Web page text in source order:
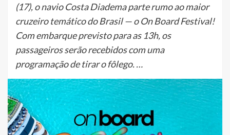
(17), o navio Costa Diadema parte rumo ao maior
cruzeiro temático do Brasil — o On Board Festival!
Com embarque previsto para as 13h, os
passageiros serão recebidos com uma
programação de tirar o fôlego. …